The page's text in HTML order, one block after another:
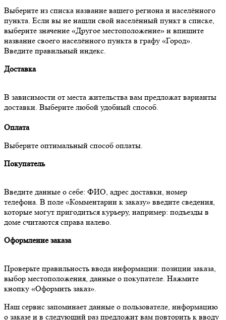
Выберите из списка название вашего региона и населённого
пункта. Если вы не нашли свой населённый пункт в списке,
выберите значение «Другое местоположение» и впишите
название своего населённого пункта в графу «Город».
Введите правильный индекс.
Доставка
В зависимости от места жительства вам предложат варианты
доставки. Выберите любой удобный способ.
Оплата
Выберите оптимальный способ оплаты.
Покупатель
Введите данные о себе: ФИО, адрес доставки, номер
телефона. В поле «Комментарии к заказу» введите сведения,
которые могут пригодиться курьеру, например: подъезды в
доме считаются справа налево.
Оформление заказа
Проверьте правильность ввода информации: позиции заказа,
выбор местоположения, данные о покупателе. Нажмите
кнопку «Оформить заказ».
Наш сервис запоминает данные о пользователе, информацию
о заказе и в следующий раз предложит вам повторить к вводу